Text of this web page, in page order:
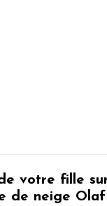
votre fille
de neige Olaf